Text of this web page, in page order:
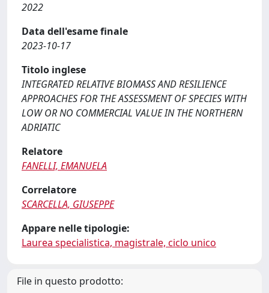
2022
Data dell'esame finale
2023-10-17
Titolo inglese
INTEGRATED RELATIVE BIOMASS AND RESILIENCE
APPROACHES FOR THE ASSESSMENT OF SPECIES WITH
LOW OR NO COMMERCIAL VALUE IN THE NORTHERN
ADRIATIC
Relatore
FANELLI, EMANUELA
Correlatore
SCARCELLA, GIUSEPPE
Appare nelle tipologie:
Laurea specialistica, magistrale, ciclo unico
File in questo prodotto: